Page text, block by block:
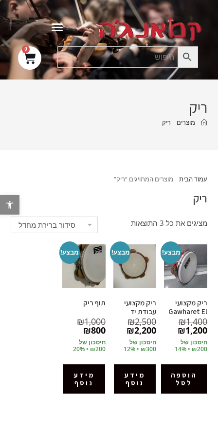
0
ריק
מוצרים ריק
עמוד הבית מוצרים המתויגים “ריק”
ריק
מציגים את כל ⁦3⁩ התוצאות סידור ברירת מחדל
מבצע!
ריק מקצועי
Gawharet El
Fan
₪1,400
₪1,200
חיסכון של
₪200 • 14%
הוספה
לסל
מבצע!
ריק מקצועי
עבודת יד
₪2,500
₪2,200
חיסכון של
₪300 • 12%
מידע
נוסף
מבצע!
תוף ריק
₪1,000
₪800
חיסכון של
₪200 • 20%
מידע
נוסף